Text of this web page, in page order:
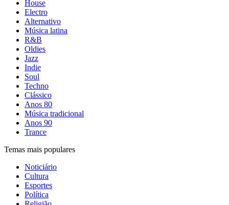
House
Electro
Alternativo
Música latina
R&B
Oldies
Jazz
Indie
Soul
Techno
Clássico
Anos 80
Música tradicional
Anos 90
Trance
Temas mais populares
Noticiário
Cultura
Esportes
Política